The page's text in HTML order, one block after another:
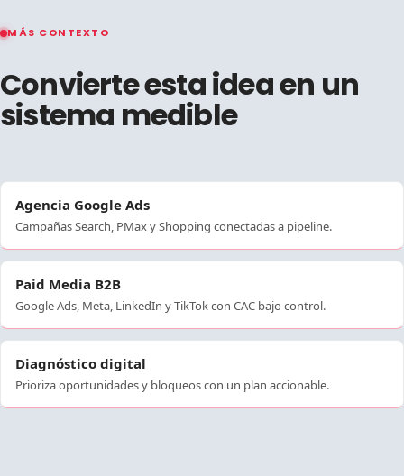
MÁS CONTEXTO
Convierte esta idea en un
sistema medible
Agencia Google Ads
Campañas Search, PMax y Shopping conectadas a pipeline.
Paid Media B2B
Google Ads, Meta, LinkedIn y TikTok con CAC bajo control.
Diagnóstico digital
Prioriza oportunidades y bloqueos con un plan accionable.